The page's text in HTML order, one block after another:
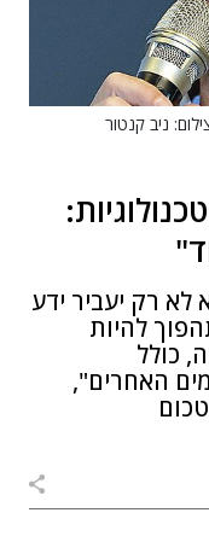
ניב קנטור
רק יעביר ידע
להיות
כולל
האחרים",